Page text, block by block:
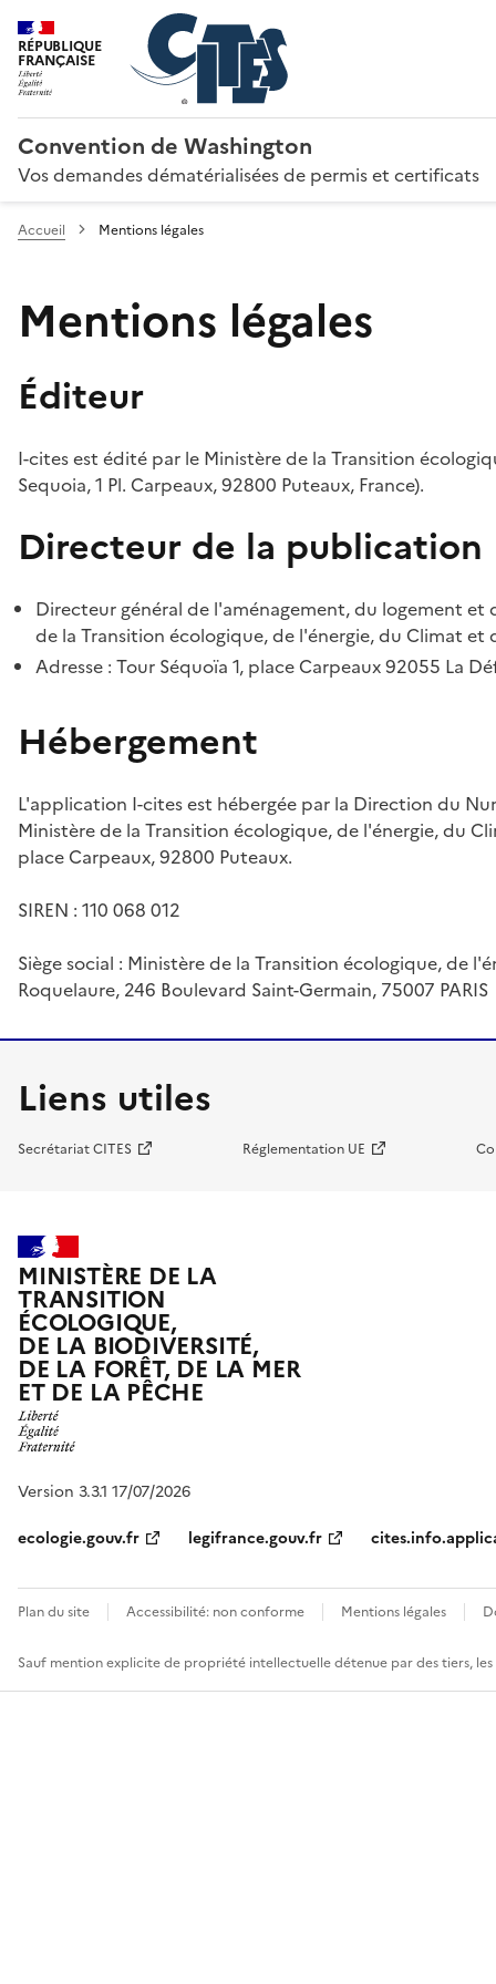
RÉPUBLIQUE
FRANÇAISE
Convention de Washington
Vos demandes dématérialisées de permis et certificats
Accueil Mentions légales
Mentions légales
Éditeur
I-cites est édité par le Ministère de la Transition
Sequoia, 1 Pl. Carpeaux, 92800 Puteaux, France).
Directeur de la publication
Directeur général de l'aménagement, du logement
de la Transition écologique, de l'énergie, du Climat et
Adresse : Tour Séquoïa 1, place Carpeaux 92055 La
Hébergement
L'application I-cites est hébergée par la Direction du
Ministère de la Transition écologique, de l'énergie, du
place Carpeaux, 92800 Puteaux.
SIREN : 110 068 012
Siège social : Ministère de la Transition écologique, de
Roquelaure, 246 Boulevard Saint-Germain, 75007 PARIS
Liens utiles
Secrétariat CITES Réglementation UE
MINISTÈRE DE LA
TRANSITION
ÉCOLOGIQUE,
DE LA BIODIVERSITÉ,
DE LA FORÊT, DE LA MER
ET DE LA PÊCHE
Version 3.3.1 17/07/2026
ecologie.gouv.fr
legifrance.gouv.fr
Plan du site Accessibilité: non conforme Mentions légales
Sauf mention explicite de propriété intellectuelle détenue par des tiers,